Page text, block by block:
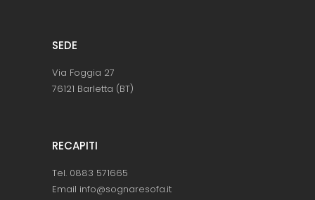
SEDE
Via Foggia 27
76121 Barletta (BT)
RECAPITI
Tel. 0883 571665
Email info@sognaresofa.it